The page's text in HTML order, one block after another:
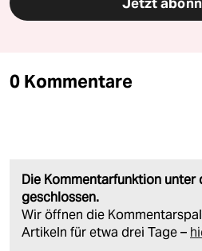
0 Kommentare
Die Kommentarfunktion unter
geschlossen.
Wir öffnen die
Artikeln für etwa drei Tage –